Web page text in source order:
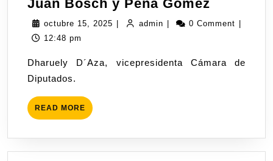
Juan Bosch y Peña Gómez
octubre 15, 2025 | admin | 0 Comment |
12:48 pm
Dharuely D´Aza, vicepresidenta Cámara de
Diputados.
READ MORE